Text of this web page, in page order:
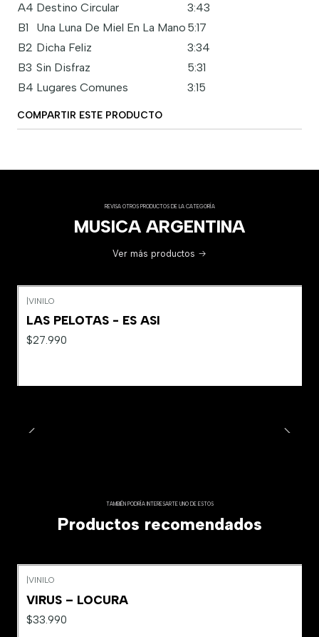
A4 Destino Circular
3:43
B1
Una Luna De Miel En La Mano 5:17
B2 Dicha Feliz
3:34
B3 Sin Disfraz
5:31
B4 Lugares Comunes 3:15
COMPARTIR ESTE PRODUCTO
REVISA OTROS PRODUCTOS DE LA CATEGORÍA
MUSICA ARGENTINA
Ver más productos
VINILO
LAS PELOTAS - ES ASI
$27.990
TAMBIÉN PODRÍA INTERESARTE UNO DE ESTOS
Productos recomendados
VINILO
VIRUS – LOCURA
$33.990